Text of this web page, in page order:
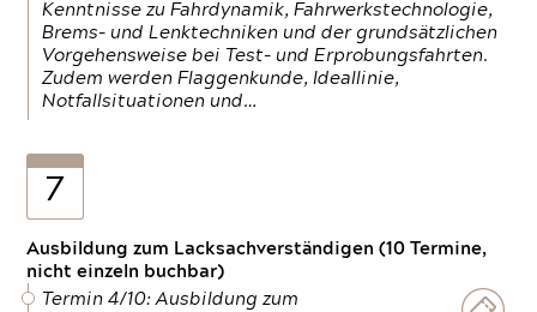
Kenntnisse zu Fahrdynamik, Fahrwerkstechnologie,
Brems- und Lenktechniken und der grundsätzlichen
Vorgehensweise bei Test- und Erprobungsfahrten.
Zudem werden Flaggenkunde, Ideallinie,
Notfallsituationen und…
7
Ausbildung zum Lacksachverständigen (10 Termine,
nicht einzeln buchbar)
Termin 4/10: Ausbildung zum